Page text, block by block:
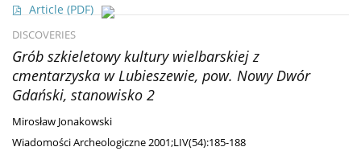
Article (PDF)
DISCOVERIES
Grób szkieletowy kultury wielbarskiej z
cmentarzyska w Lubieszewie, pow. Nowy Dwór
Gdański, stanowisko 2
Mirosław Jonakowski
Wiadomości Archeologiczne 2001;LIV(54):185-188